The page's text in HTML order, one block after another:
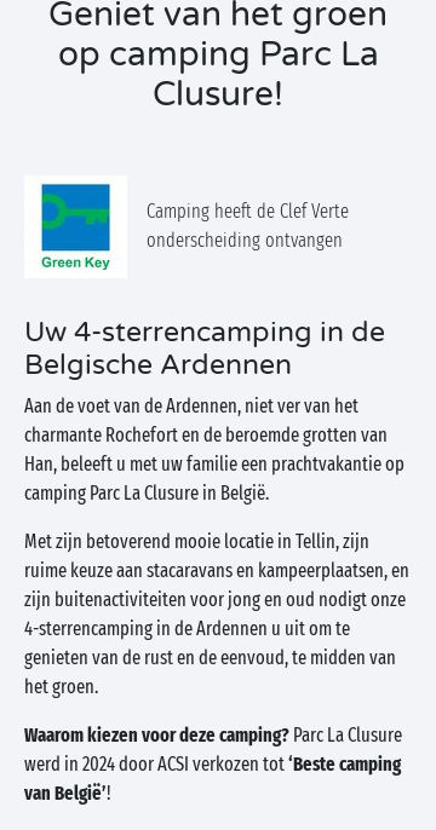
Geniet van het groen
op camping Parc La
Clusure!
Camping heeft de Clef Verte
onderscheiding ontvangen
Uw 4-sterrencamping in de
Belgische Ardennen
Aan de voet van de Ardennen, niet ver van het
charmante Rochefort en de beroemde grotten van
Han, beleeft u met uw familie een prachtvakantie op
camping Parc La Clusure in België.
Met zijn betoverend mooie locatie in Tellin, zijn
ruime keuze aan stacaravans en kampeerplaatsen, en
zijn buitenactiviteiten voor jong en oud nodigt onze
4-sterrencamping in de Ardennen u uit om te
genieten van de rust en de eenvoud, te midden van
het groen.
Waarom kiezen voor deze camping? Parc La Clusure
werd in 2024 door ACSI verkozen tot‘Beste camping
van België’!